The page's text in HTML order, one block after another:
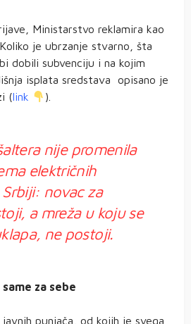
Ministarstvo reklamira kao
je ubrzanje stvarno, šta
dobili subvenciju i na kojim
isplata sredstava opisano je
(link ).
nije promenila
električnih
novac za
a mreža u koju se
ne postoji.
za sebe
punjača, od kojih je svega